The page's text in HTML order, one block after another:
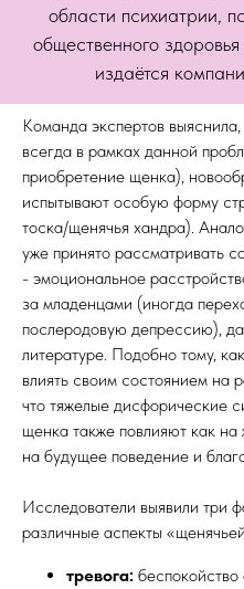
области психиатрии,
общественного
издаётся
Команда экспертов
всегда в рамках данной
приобретение щенка),
испытывают особую форму
тоска/щенячья хандра).
уже принято рассматривать
- эмоциональное
за младенцами (иногда
послеродовую депрессию),
литературе. Подобно тому,
влиять своим состоянием на
что тяжелые дисфорические
щенка также повлияют как на
на будущее поведение и
Исследователи выявили три
различные аспекты
тревога: беспокойство